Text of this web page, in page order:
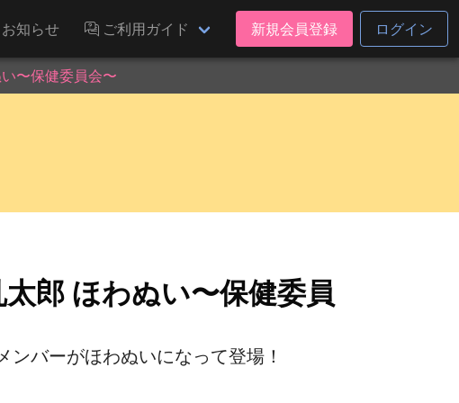
お知らせ ご利用ガイド 新規会員登録 ログイン
〜保健委員会〜
太郎 ほわぬい〜保健委員
ンバーがほわぬいになって登場！